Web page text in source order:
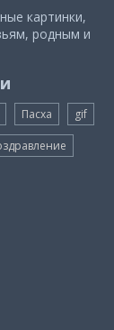
картинки,
родным и
Пасха gif